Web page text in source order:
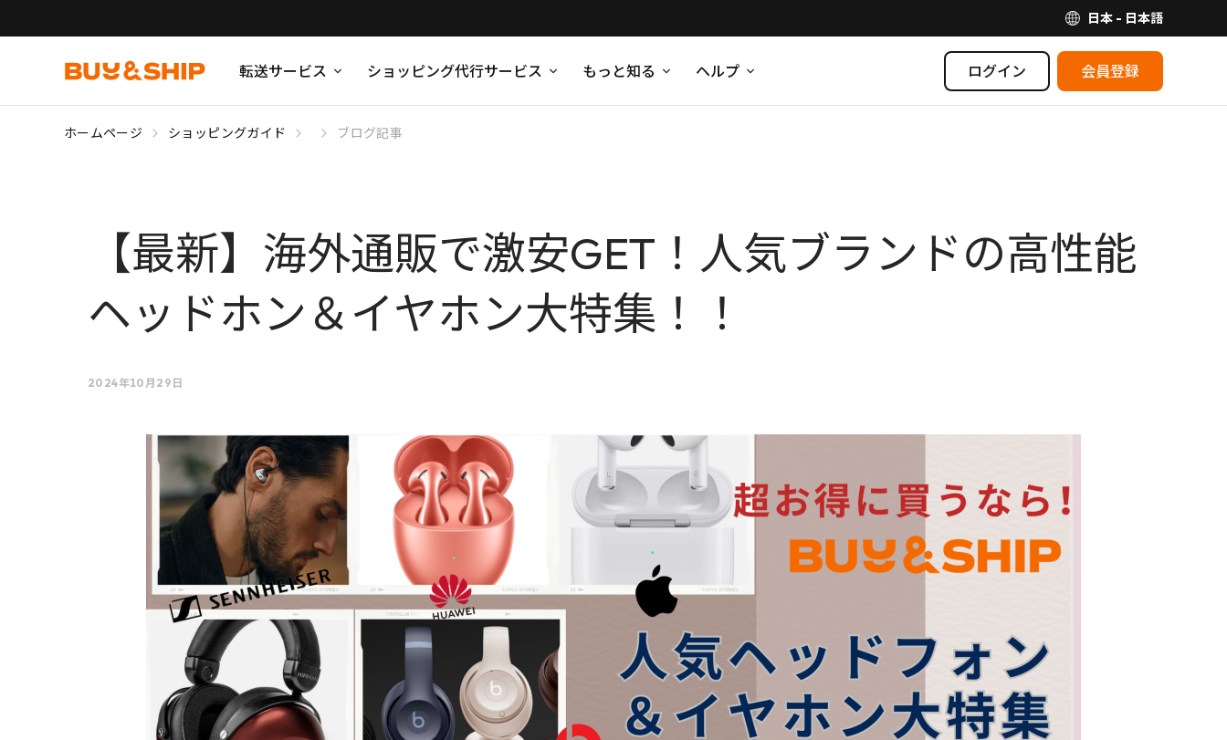
日本 - 日本語
転送サービス ショッピング代行サービス もっと知る ヘルプ ログイン 会員登録
ホームページ ショッピングガイド ブログ記事
【最新】海外通販で激安GET！人気ブランドの高性能
ヘッドホン＆イヤホン大特集！！
2024年10月29日